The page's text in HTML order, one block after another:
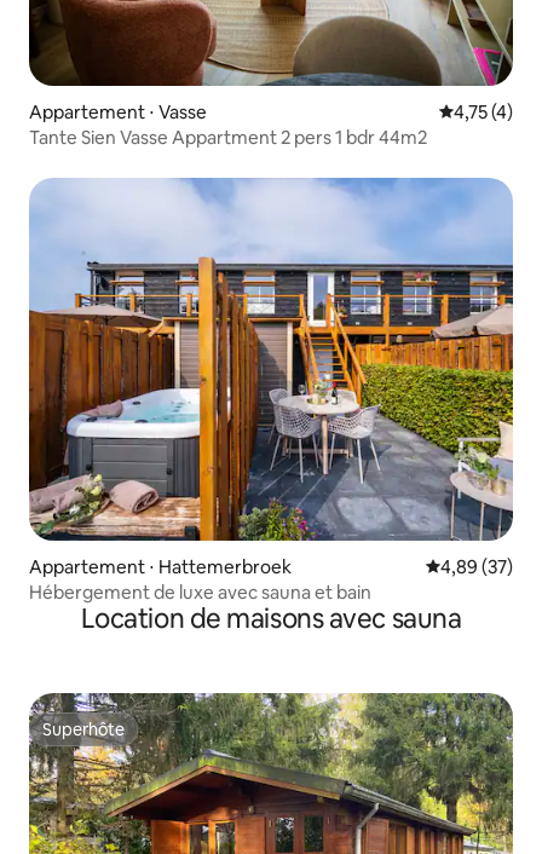
Appartement ⋅ Vasse Évaluation
4,75 (4)
Tante Sien Vasse Appartment 2 pers 1 bdr 44m2
Appartement ⋅ Hattemerbroek Évaluation
4,89 (37)
Hébergement de luxe avec sauna et bain
Location de maisons avec sauna
Superhôte
Superhôte